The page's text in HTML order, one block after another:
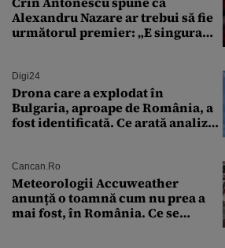
Alexandru Nazare ar trebui să fie
următorul premier: „E singura
Digi24
Drona care a explodat în
Bulgaria, aproape de România, a
fost identificată. Ce arată analiza
Cancan.ro
Meteorologii Accuweather
anunță o toamnă cum nu prea a
mai fost, în România. Ce se